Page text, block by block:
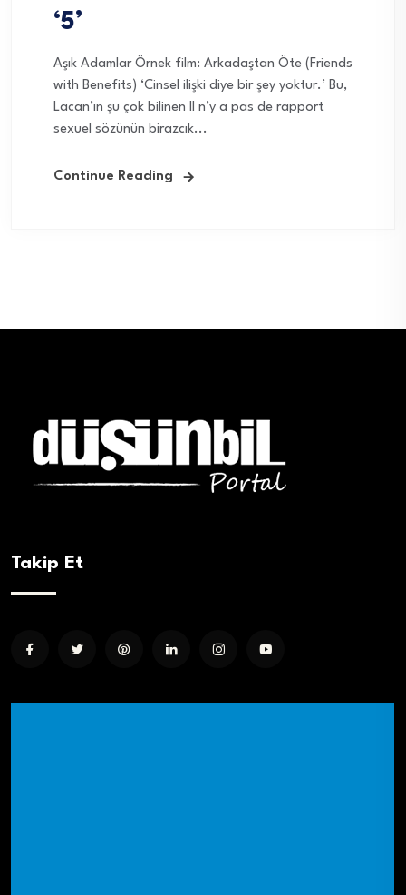
‘5’
Aşık Adamlar Örnek film: Arkadaştan Öte (Friends
with Benefits) ‘Cinsel ilişki diye bir şey yoktur.’ Bu,
Lacan’ın şu çok bilinen Il n’y a pas de rapport
sexuel sözünün birazcık...
Continue Reading
Takip Et